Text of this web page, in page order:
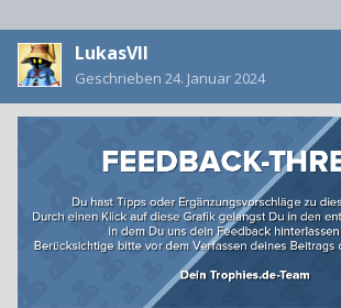
LukasVII
Geschrieben 24. Januar 2024